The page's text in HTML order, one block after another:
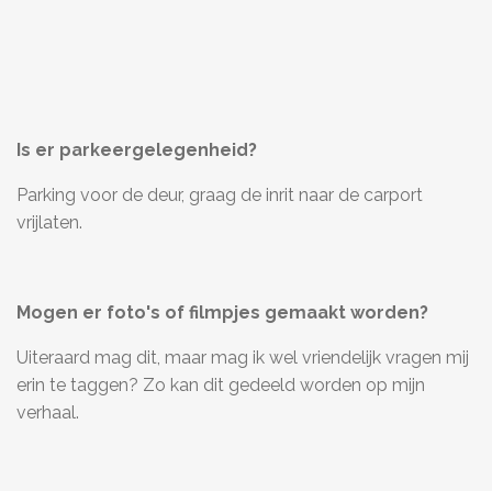
Is er parkeergelegenheid?
Parking voor de deur, graag de inrit naar de carport
vrijlaten.
Mogen er foto's of filmpjes gemaakt worden?
Uiteraard mag dit, maar mag ik wel vriendelijk vragen mij
erin te taggen? Zo kan dit gedeeld worden op mijn
verhaal.